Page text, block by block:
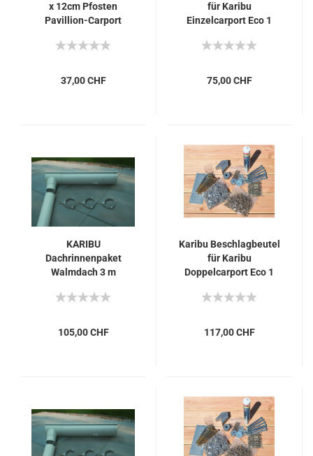
x 12cm Pfosten
Pavillion-Carport
37,00 CHF
für Karibu
Einzelcarport Eco 1
75,00 CHF
KARIBU
Dachrinnenpaket
Walmdach 3 m
105,00 CHF
Karibu Beschlagbeutel
für Karibu
Doppelcarport Eco 1
117,00 CHF